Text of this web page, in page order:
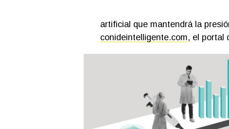
artificial que mantendrá la
conideintelligente.com, el portal